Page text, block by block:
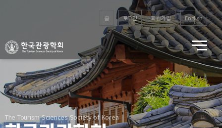
홈 로그인 회원가입 English
The Tourism Sciences Society of Korea